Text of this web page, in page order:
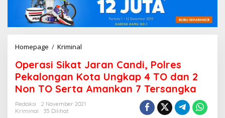
Homepage / Kriminal
e
r
a
s
i
Operasi Sikat Jaran Candi, Polres
Pekalongan Kota Ungkap 4 TO dan 2
Non TO Serta Amankan 7 Tersangka
Redaksi
2 November 2021
Kriminal
35 Dilihat